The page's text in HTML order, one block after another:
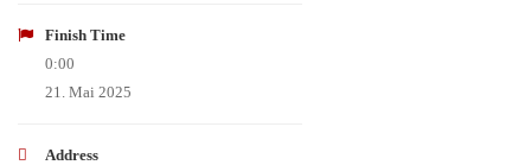
Finish Time
0:00
21. Mai 2025
Address